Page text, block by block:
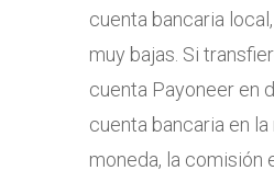
cuenta bancaria
muy bajas. Si
cuenta Payoneer en
cuenta bancaria en la
moneda, la comisión